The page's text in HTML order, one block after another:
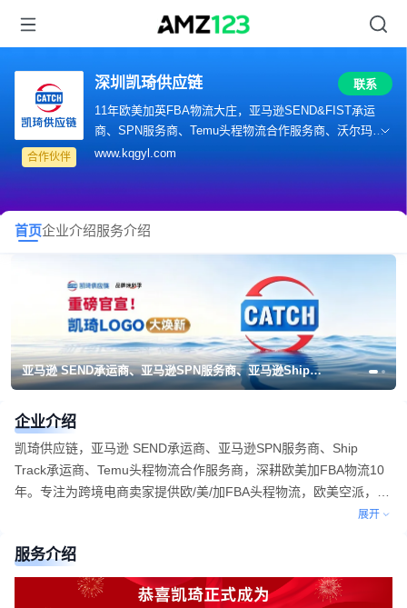
合作伙伴
深圳凯琦供应链
联系
11年欧美加英FBA物流大庄，亚马逊SEND&FIST承运
商、SPN服务商、Temu头程物流合作服务商、沃尔玛全
球电商官方合作伙伴、希音集货合作物流商
www.kqgyl.com
首页企业介绍服务介绍
亚马逊 SEND承运商、亚马逊SPN服务商、亚马逊Ship Track承运商、Temu头程物流合作服务商
企业介绍
凯琦供应链，亚马逊 SEND承运商、亚马逊SPN服务商、Ship
Track承运商、Temu头程物流合作服务商，深耕欧美加FBA物流10
年。专注为跨境电商卖家提供欧/美/加FBA头程物流，欧美空派，海
外仓一件代发。秉持“优质、专业、快捷、稳定”的理念，已服务2万
展开
服务介绍